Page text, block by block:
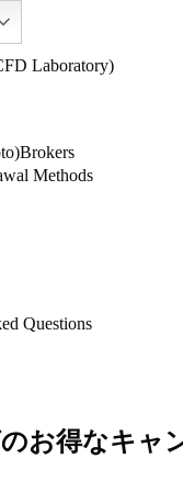
Brokers
Methods
Questions
お得なキャ